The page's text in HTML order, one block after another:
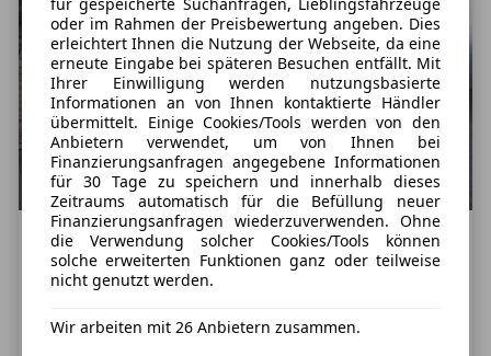
Motoren Neuvorstellungen
Sportlich auch als Basismodell: Der
neue Cupra Formentor 1.5 TSI
oder im Rahmen der Preisbewertung angeben. Dies
erleichtert Ihnen die Nutzung der Webseite, da eine
erneute Eingabe bei späteren Besuchen entfällt. Mit
Ihrer Einwilligung werden nutzungsbasierte
Informationen an von Ihnen kontaktierte Händler
übermittelt. Einige Cookies/Tools werden von den
Anbietern verwendet, um von Ihnen bei
Finanzierungsanfragen angegebene Informationen
für 30 Tage zu speichern und innerhalb dieses
Zeitraums automatisch für die Befüllung neuer
Finanzierungsanfragen wiederzuverwenden. Ohne
die Verwendung solcher Cookies/Tools können
solche erweiterten Funktionen ganz oder teilweise
nicht genutzt werden.
Wir arbeiten mit 26 Anbietern zusammen.